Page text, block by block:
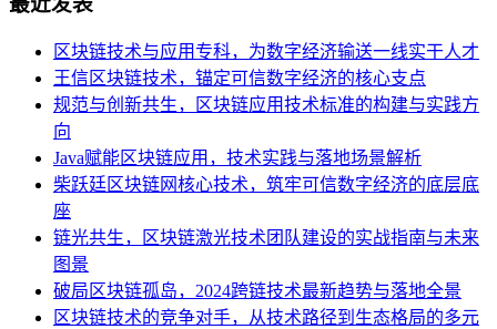
区块链技术与应用专科，为数字经济输送一线实干人才
王信区块链技术，锚定可信数字经济的核心支点
规范与创新共生，区块链应用技术标准的构建与实践方
向
Java赋能区块链应用，技术实践与落地场景解析
柴跃廷区块链网核心技术，筑牢可信数字经济的底层底
座
链光共生，区块链激光技术团队建设的实战指南与未来
图景
破局区块链孤岛，2024跨链技术最新趋势与落地全景
区块链技术的竞争对手，从技术路径到生态格局的多元